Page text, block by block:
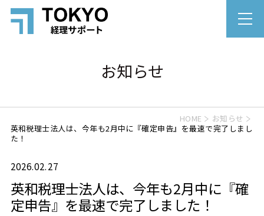
お知らせ
HOME
お知らせ
英和税理士法人は、今年も2月中に『確定申告』を最速で完了しまし
た！
2026.02.27
英和税理士法人は、今年も2月中に『確
定申告』を最速で完了しました！